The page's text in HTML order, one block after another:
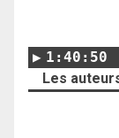
1:40:50
Les